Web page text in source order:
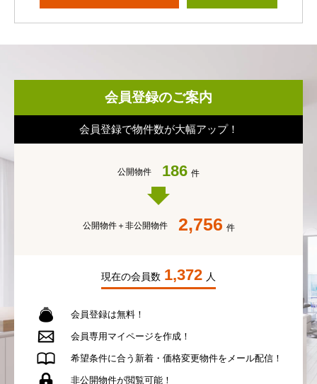
会員登録のご案内
会員登録で物件数が大幅アップ！
公開物件 186 件
公開物件＋非公開物件 2,756 件
現在の会員数 1,372 人
会員登録は無料！
会員専用 マイページを作成！
希望条件に合う 新着・価格変更物件を メール配信！
非公開物件が閲覧可能！